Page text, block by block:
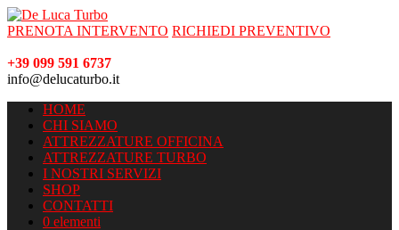
PRENOTA INTERVENTO RICHIEDI PREVENTIVO
+39 099 591 6737
info@delucaturbo.it
HOME
CHI SIAMO
ATTREZZATURE OFFICINA
ATTREZZATURE TURBO
I NOSTRI SERVIZI
SHOP
CONTATTI
0 elementi